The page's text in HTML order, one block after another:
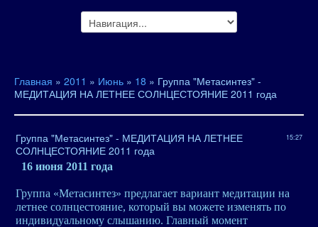
Главная » 2011 » Июнь » 18 » Группа "Метасинтез" -
МЕДИТАЦИЯ НА ЛЕТНЕЕ СОЛНЦЕСТОЯНИЕ 2011 года
15:27
Группа "Метасинтез" - МЕДИТАЦИЯ НА ЛЕТНЕЕ
СОЛНЦЕСТОЯНИЕ 2011 года
16 июня 2011 года
Группа «Метасинтез» предлагает вариант медитации на
летнее солнцестояние, который вы можете изменять по
индивидуальному слышанию. Главный момент